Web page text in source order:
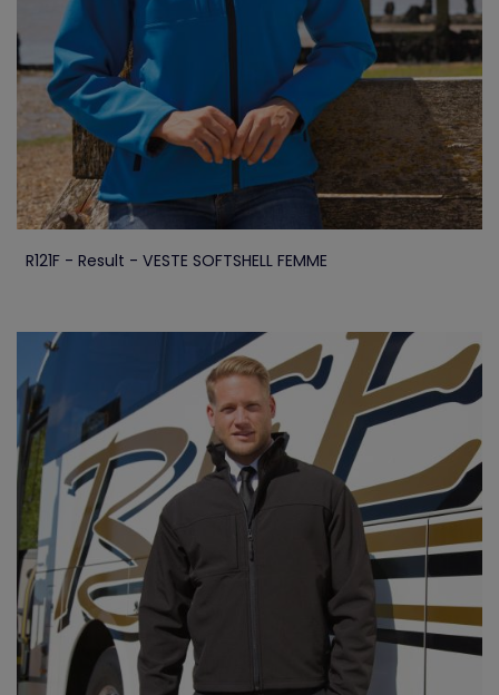
R121F - Result - VESTE SOFTSHELL FEMME